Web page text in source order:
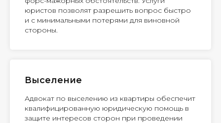
юристов позволят разрешить вопрос быстро
и с минимальными потерями для виновной
стороны.
Выселение
Адвокат по выселению из квартиры обеспечит
квалифицированную юридическую помощь в
защите интересов сторон при проведении